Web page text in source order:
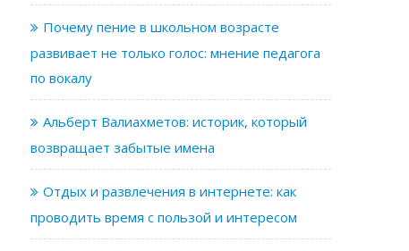
Почему пение в школьном возрасте
развивает не только голос: мнение педагога
по вокалу
Альберт Валиахметов: историк, который
возвращает забытые имена
Отдых и развлечения в интернете: как
проводить время с пользой и интересом